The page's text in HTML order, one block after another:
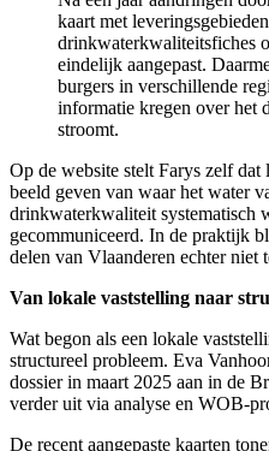
kaart met
drinkwaterkwaliteitsfiches
eindelijk aangepast.
burgers in verschillende
informatie kregen over het
stroomt.
Op de website stelt Farys zelf dat
beeld geven van waar het water
drinkwaterkwaliteit systematisch
gecommuniceerd. In de praktijk
delen van Vlaanderen echter niet
Van lokale vaststelling naar
Wat begon als een lokale
structureel probleem. Eva
dossier in maart 2025 aan in de
verder uit via analyse en WOB-
De recent aangepaste kaarten